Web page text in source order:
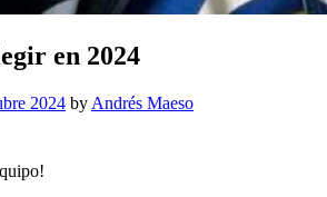
en 2024
2024 by Andrés Maeso